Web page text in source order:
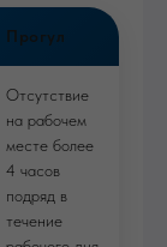
Прогул
Отсутствие
на рабочем
месте более
4 часов
подряд в
течение